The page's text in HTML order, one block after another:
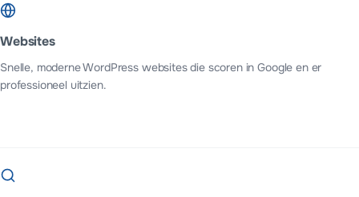
Websites
Snelle, moderne WordPress websites die scoren in Google en er
professioneel uitzien.